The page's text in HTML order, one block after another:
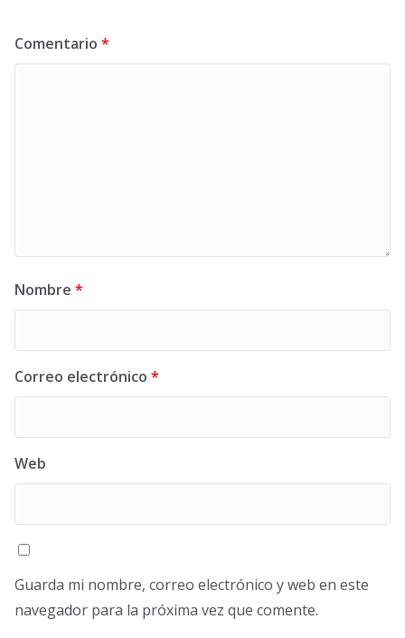
Comentario *
Nombre *
Correo electrónico *
Web
Guarda mi nombre, correo electrónico y web en este
navegador para la próxima vez que comente.